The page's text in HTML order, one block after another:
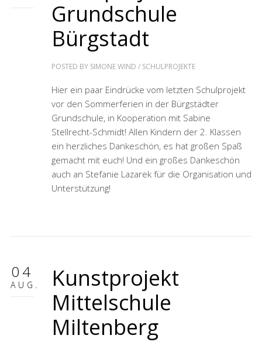
Grundschule
Bürgstadt
POSTED BY SIMONE WIND / SCHULPROJEKTE
Hier ein paar Eindrücke vom letzten Schulprojekt
vor den Sommerferien in der Bürgstädter
Grundschule, in Kooperation mit Sabine
Stellrecht-Schmidt! Allen Kindern der 2. Klassen
ein herzliches Dankeschön, es hat großen Spaß
gemacht mit euch! Und ein großes Dankeschön
auch an Stefanie Lazarek für die Organisation und
Unterstützung!
04
AUG.
Kunstprojekt
Mittelschule
Miltenberg